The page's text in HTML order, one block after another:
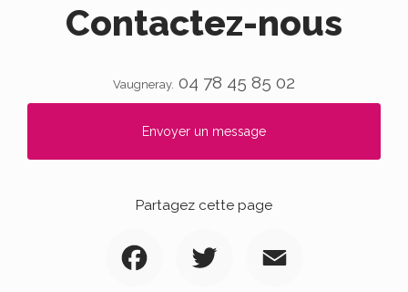
Contactez-nous
Vaugneray. 04 78 45 85 02
Envoyer un message
Partagez cette page